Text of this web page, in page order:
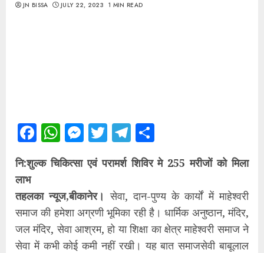
JN BISSA JULY 22, 2023 1 MIN READ
Facebook
WhatsApp
Messenger
TwitterTelegram
नि:शुल्क चिकित्सा एवं परामर्श शिविर मे 255 मरीजों को मिला
लाभ
तहलका न्यूज,बीकानेर। सेवा, दान-पुण्य के कार्यों में माहेश्वरी
समाज की हमेशा अग्रणी भूमिका रही है। धार्मिक अनुष्ठान, मंदिर,
जल मंदिर, सेवा आश्रम, हो या शिक्षा का क्षेत्र माहेश्वरी समाज ने
सेवा में कभी कोई कमी नहीं रखी। यह बात समाजसेवी बाबूलाल